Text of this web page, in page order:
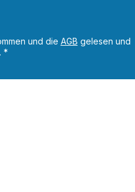
und die AGB gelesen und
*